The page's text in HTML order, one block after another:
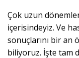
Çok uzun
içerisindeyiz. Ve
sonuçlarını bir an
biliyoruz. İşte tam